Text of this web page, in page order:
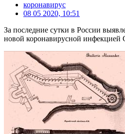
коронавирус
08 05 2020, 10:51
За последние сутки в России
новой коронавирусной инфекцией